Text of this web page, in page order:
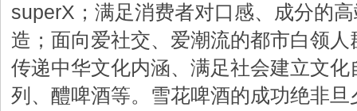
superX；满足消费者对口感、成分的
造；面向爱社交、爱潮流的都市白领
传递中华文化内涵、满足社会建立文
列、醴啤酒等。雪花啤酒的成功绝非